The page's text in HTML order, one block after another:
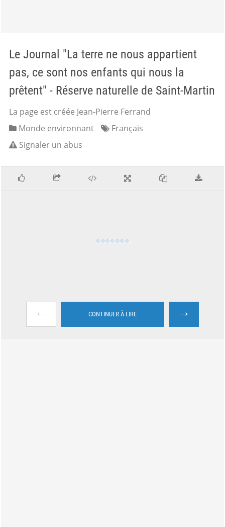
Le Journal "La terre ne nous appartient
pas, ce sont nos enfants qui nous la
prêtent" - Réserve naturelle de Saint-Martin
La page est créée Jean-Pierre Ferrand
Monde environnant
Français
Signaler un abus
← CONTINUER À LIRE →